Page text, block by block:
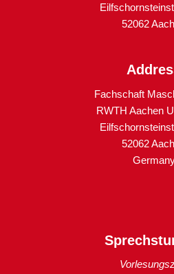
52062
Fachschaft
RWTH Aachen
52062